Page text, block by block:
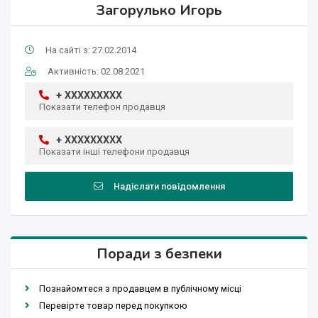
Загорулько Игорь
На сайті з: 27.02.2014
Активність: 02.08.2021
+ XXXXXXXXX
Показати телефон продавця
+ XXXXXXXXX
Показати інші телефони продавця
Надіслати повідомлення
Поради з безпеки
Познайомтеся з продавцем в публічному місці
Перевірте товар перед покупкою